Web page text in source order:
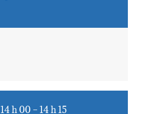
14 h 00 – 14 h 15